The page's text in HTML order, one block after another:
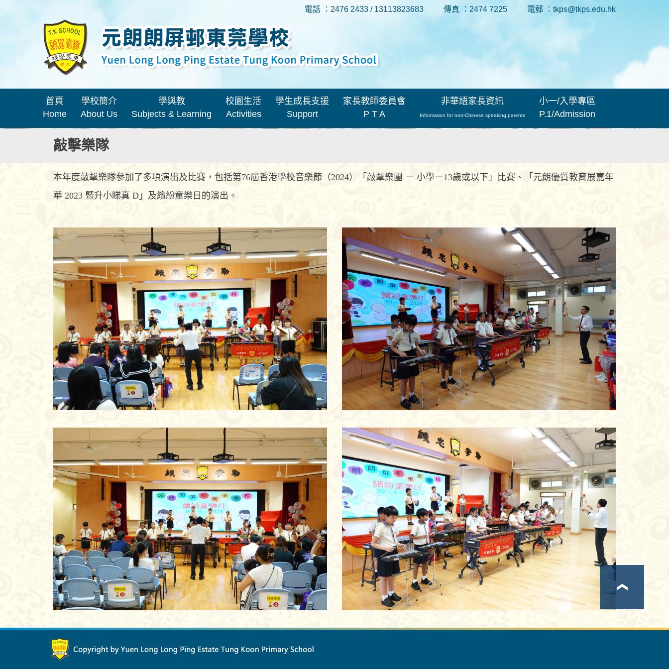
電話 ：2476 2433 / 13113823683 傳真 ：2474 7225 電郵 ：tkps@tkps.edu.hk
首頁
Home
學校簡介
About Us
學與教
Subjects & Learning
校園生活
Activities
學生成長支援
Support
家長教師委員會
P T A
非華語家長資訊
Information for non-Chinese speaking parents
小一/入學專區
P.1/Admission
敲擊樂隊
本年度敲擊樂隊參加了多項演出及比賽，包括第76屆香港學校音樂節（2024）「敲擊樂團 － 小學－13歲或以下」比賽、「元朗優質教育展嘉年
華 2023 暨升小睇真 D」及繽紛童樂日的演出。